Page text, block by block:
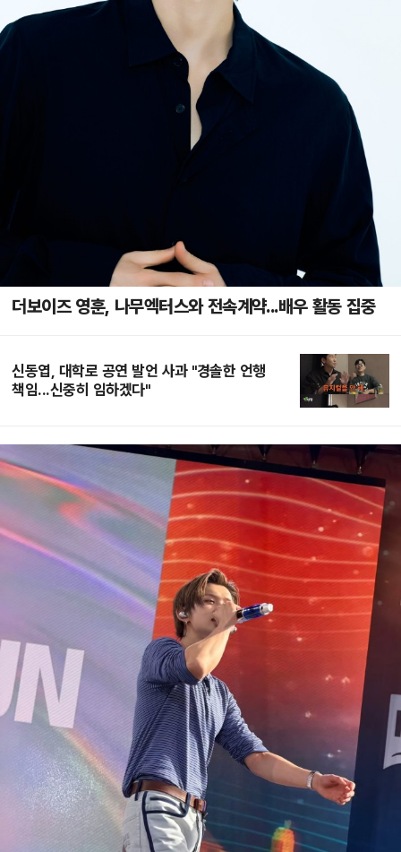
더보이즈 영훈, 나무엑터스와 전속계약...배우 활동 집중
신동엽, 대학로 공연 발언 사과 "경솔한 언행
책임...신중히 임하겠다"